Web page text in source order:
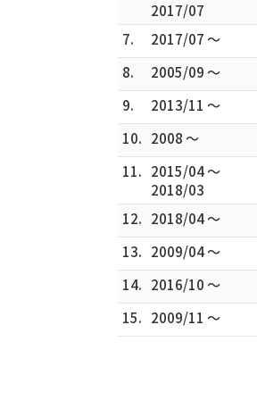
2017/07
7. 2017/07 ～
8.
2005/09 ～
9.
2013/11 ～
10. 2008 ～
11. 2015/04 ～
2018/03
12. 2018/04 ～
13. 2009/04 ～
14. 2016/10 ～
15. 2009/11 ～